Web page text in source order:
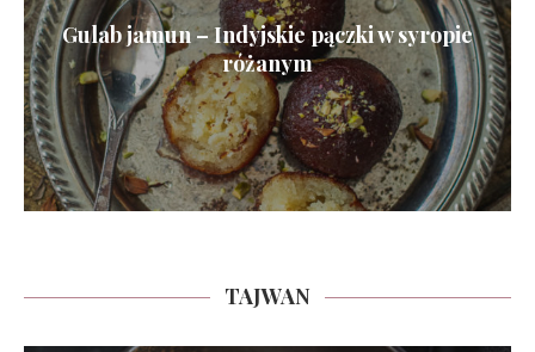
Gulab jamun – Indyjskie pączki w syropie
różanym
TAJWAN